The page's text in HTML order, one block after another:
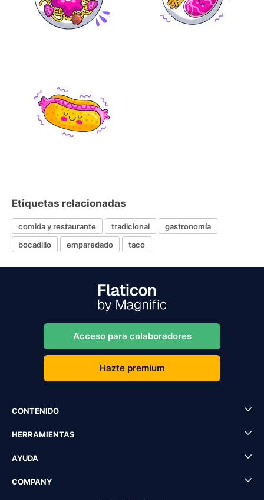
Etiquetas relacionadas
comida y restaurante tradicional
gastronomía
bocadillo
emparedado taco
Acceso para colaboradores
Hazte premium
CONTENIDO
HERRAMIENTAS
AYUDA
COMPANY